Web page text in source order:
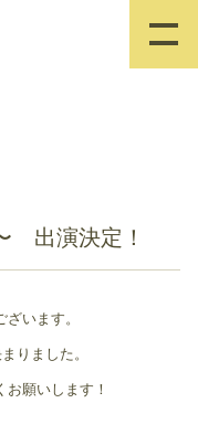
出演決定！
います。
りました。
願いします！